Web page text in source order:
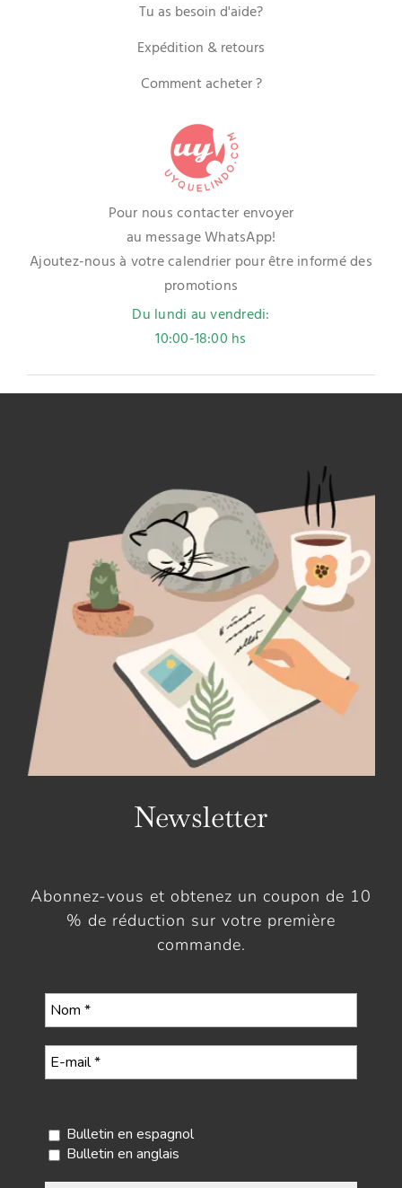
Tu as besoin d'aide?
Expédition & retours
Comment acheter ?
Pour nous contacter envoyer
au message WhatsApp!
Ajoutez-nous à votre calendrier pour être informé des
promotions
Du lundi au vendredi:
10:00-18:00 hs
Newsletter
Abonnez-vous et obtenez un coupon de 10
% de réduction sur votre première
commande.
Bulletin en espagnol
Bulletin en anglais